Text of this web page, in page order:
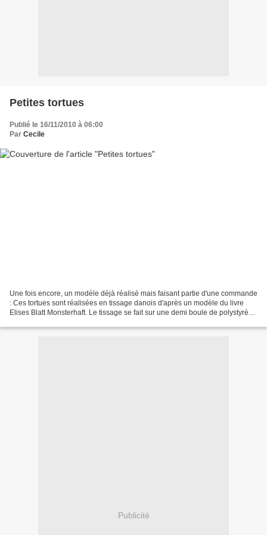
Petites tortues
Publié le 16/11/2010 à 06:00
Par Cecile
Une fois encore, un modèle déjà réalisé mais faisant partie d'une commande
: Ces tortues sont réalisées en tissage danois d'après un modèle du livre
Elises Blatt Monsterhaft. Le tissage se fait sur une demi boule de polystyrène
Publicité